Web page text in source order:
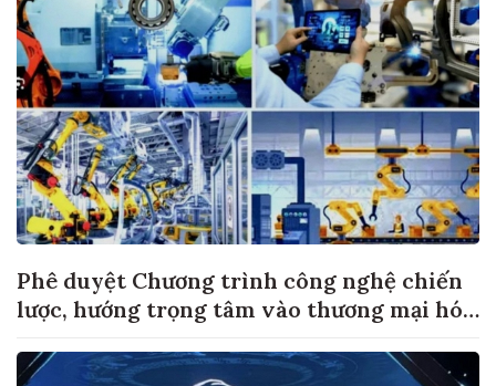
Phê duyệt Chương trình công nghệ chiến
lược, hướng trọng tâm vào thương mại hóa